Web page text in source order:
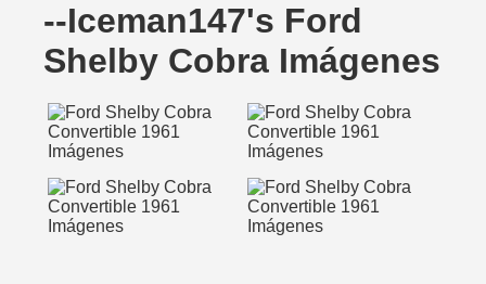
--Iceman147's Ford
Shelby Cobra Imágenes